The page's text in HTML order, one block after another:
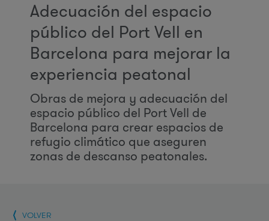
Adecuación del espacio
público del Port Vell en
Barcelona para mejorar la
experiencia peatonal
Obras de mejora y adecuación del
espacio público del Port Vell de
Barcelona para crear espacios de
refugio climático que aseguren
zonas de descanso peatonales.
VOLVER